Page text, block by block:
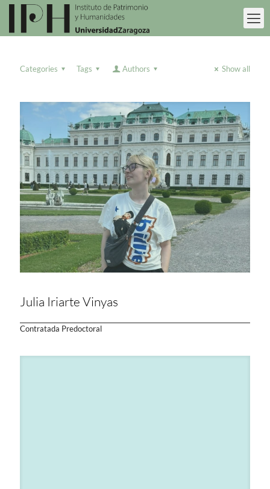
Categories Tags Authors Show all
Julia Iriarte Vinyas
Contratada Predoctoral